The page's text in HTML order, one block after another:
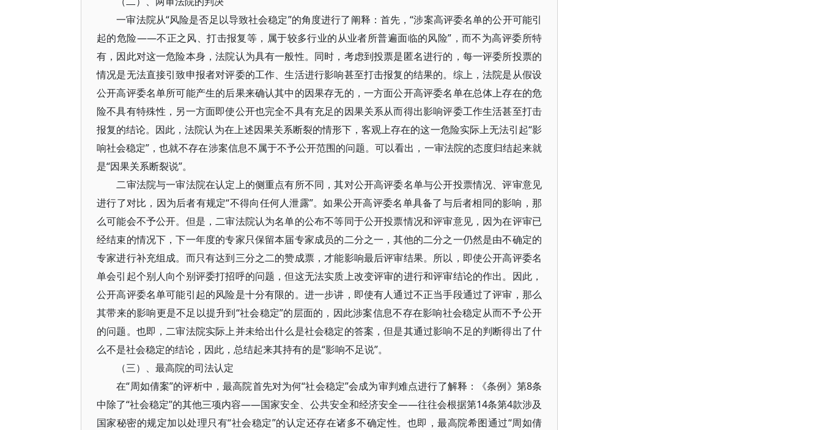
一审法院从“风险是否足以导致社会稳定”的角度进行了阐释：首先，“涉案高评委名单的公开可能引
起的危险——不正之风、打击报复等，属于较多行业的从业者所普遍面临的风险”，而不为高评委所特
有，因此对这一危险本身，法院认为具有一般性。同时，考虑到投票是匿名进行的，每一评委所投票的
情况是无法直接引致申报者对评委的工作、生活进行影响甚至打击报复的结果的。综上，法院是从假设
公开高评委名单所可能产生的后果来确认其中的因果存无的，一方面公开高评委名单在总体上存在的危
险不具有特殊性，另一方面即使公开也完全不具有充足的因果关系从而得出影响评委工作生活甚至打击
报复的结论。因此，法院认为在上述因果关系断裂的情形下，客观上存在的这一危险实际上无法引起“影
响社会稳定”，也就不存在涉案信息不属于不予公开范围的问题。可以看出，一审法院的态度归结起来就
是“因果关系断裂说”。
二审法院与一审法院在认定上的侧重点有所不同，其对公开高评委名单与公开投票情况、评审意见
进行了对比，因为后者有规定“不得向任何人泄露”。如果公开高评委名单具备了与后者相同的影响，那
么可能会不予公开。但是，二审法院认为名单的公布不等同于公开投票情况和评审意见，因为在评审已
经结束的情况下，下一年度的专家只保留本届专家成员的二分之一，其他的二分之一仍然是由不确定的
专家进行补充组成。而只有达到三分之二的赞成票，才能影响最后评审结果。所以，即使公开高评委名
单会引起个别人向个别评委打招呼的问题，但这无法实质上改变评审的进行和评审结论的作出。因此，
公开高评委名单可能引起的风险是十分有限的。进一步讲，即使有人通过不正当手段通过了评审，那么
其带来的影响更是不足以提升到“社会稳定”的层面的，因此涉案信息不存在影响社会稳定从而不予公开
的问题。也即，二审法院实际上并未给出什么是社会稳定的答案，但是其通过影响不足的判断得出了什
么不是社会稳定的结论，因此，总结起来其持有的是“影响不足说”。
（三）、最高院的司法认定
在“周如倩案”的评析中，最高院首先对为何“社会稳定”会成为审判难点进行了解释：《条例》第8条
中除了“社会稳定”的其他三项内容——国家安全、公共安全和经济安全——往往会根据第14条第4款涉及
国家秘密的规定加以处理只有“社会稳定”的认定还存在诸多不确定性。也即，最高院希图通过“周如倩